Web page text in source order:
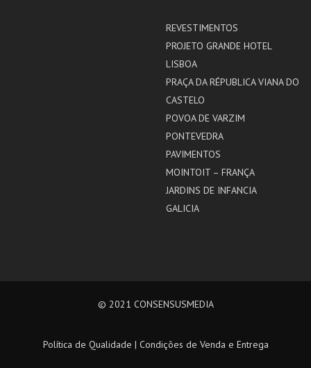
REVESTIMENTOS
PROJETO GRANDE HOTEL
LISBOA
PRAÇA DA RÉPUBLICA VIANA DO
CASTELO
POVOA DE VARZIM
PONTEVEDRA
PAVIMENTOS
MOINTOIT – FRANÇA
JARDINS DE INFANCIA
GALICIA
© 2021 CONSENSUSMEDIA
Política de Qualidade | Condições de Venda e Entrega